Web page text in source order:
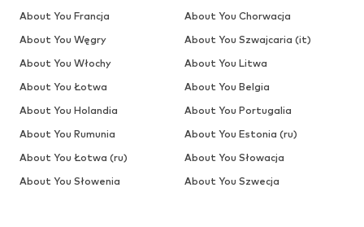
About You Francja
About You Chorwacja
About You Węgry
About You Szwajcaria (it)
About You Włochy
About You Litwa
About You Łotwa
About You Belgia
About You Holandia
About You Portugalia
About You Rumunia
About You Estonia (ru)
About You Łotwa (ru)
About You Słowacja
About You Słowenia
About You Szwecja